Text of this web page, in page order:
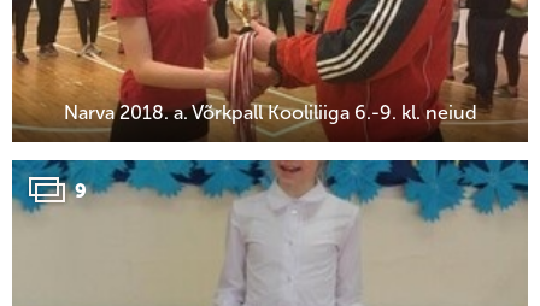
Narva 2018. a. Võrkpall Kooliliiga 6.-9. kl. neiud
9